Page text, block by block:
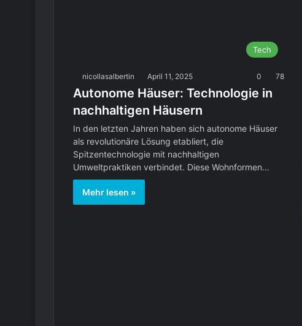
Tech
nicollasalbertin April 11, 2025 0 78
Autonome Häuser: Technologie in
nachhaltigen Häusern
In den letzten Jahren haben sich autonome Häuser
als revolutionäre Lösung etabliert, die
Spitzentechnologie mit nachhaltigen
Umweltpraktiken verbindet. Diese Wohnformen…
Mehr lesen »